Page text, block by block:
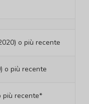
o più recente
o più recente
più recente*